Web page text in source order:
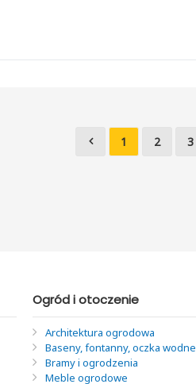
1 2 3
Ogród i otoczenie
Architektura ogrodowa
Baseny, fontanny, oczka wodne
Bramy i ogrodzenia
Meble ogrodowe